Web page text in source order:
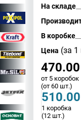
На складе
В коробке
Цена (за
470.00
от 5 коробок
(от 60 шт.)
510.00
1 коробка
(12 шт.)